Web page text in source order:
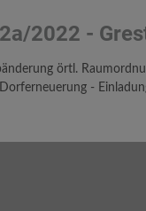
2022 -
örtl.
-